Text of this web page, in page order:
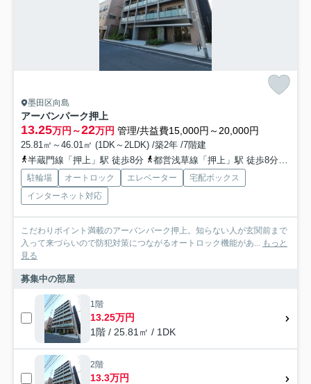
墨田区向島
アーバンパーク押上
13.25万円～22万円 管理/共益費15,000円～20,000円
25.81㎡～46.01㎡ (1DK～2LDK) /築2年 /7階建
半蔵門線「押上」駅 徒歩8分
都営浅草線「押上」駅 徒歩8分
駐輪場 オートロック エレベーター
宅配ボックス
インターネット対応
こだわりポイント満載のアーバンパーク押上。知らない人が玄関前まで
入って来づらいので防犯対策につながるオートロック機能があ...
もっと
見る
募集中の部屋
1階
13.25万円
1階 / 25.81㎡ / 1DK
2階
13.3万円